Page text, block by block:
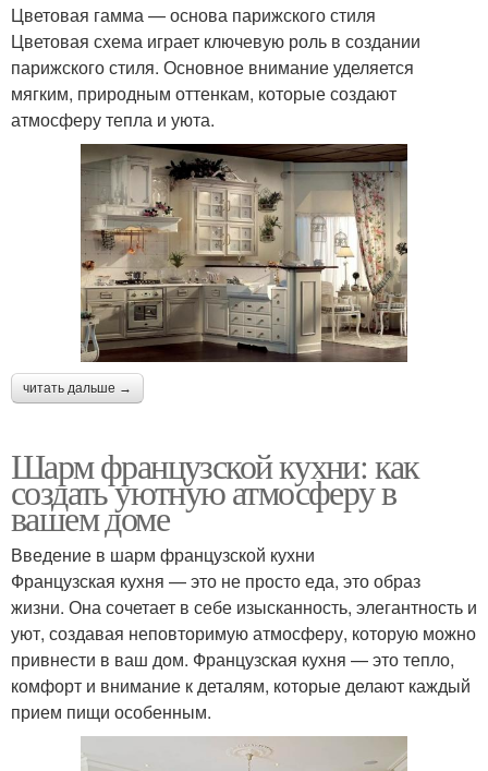
Цветовая гамма — основа парижского стиля
Цветовая схема играет ключевую роль в создании
парижского стиля. Основное внимание уделяется
мягким, природным оттенкам, которые создают
атмосферу тепла и уюта.
читать дальше →
Шарм французской кухни: как
создать уютную атмосферу в
вашем доме
Введение в шарм французской кухни
Французская кухня — это не просто еда, это образ
жизни. Она сочетает в себе изысканность, элегантность и
уют, создавая неповторимую атмосферу, которую можно
привнести в ваш дом. Французская кухня — это тепло,
комфорт и внимание к деталям, которые делают каждый
прием пищи особенным.